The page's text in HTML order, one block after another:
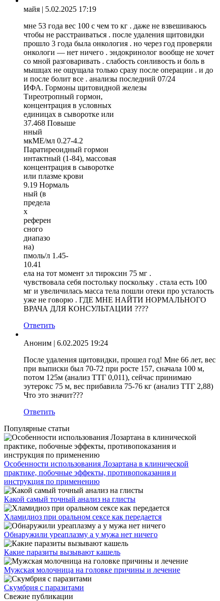
майя | 5.02.2025 17:19
мне 53 года вес 100 с чем то кг . даже не взвешиваюсь
чтобы не расстраиваться . после удаления щитовидки
прошло 3 года была онкология . но через год проверяли
онкологи — нет ничего . эндокринолог вообще не хочет
со мной разговаривать . слабость сонливость и боль в
мышцах не ощущала только сразу после операции . и до
и после болит все . анализы последний 07/24
ИФА. Гормоны щитовидной железы
Тиреотропный гормон,
концентрация в условных
единицах в сыворотке или
37.468 Повыше
нный
мкМЕ/мл 0.27-4.2
Паратиреоидный гормон
интактный (1-84), массовая
концентрация в сыворотке
или плазме крови
9.19 Нормаль
ный (в
предела
х
референ
сного
диапазо
на)
пмоль/л 1.45-
10.41
ела на тот момент эл тироксин 75 мг .
чувствовала себя постольку поскольку . стала есть 100
мг и увеличилась масса тела пошли отеки про усталость
уже не говорю . ГДЕ МНЕ НАЙТИ НОРМАЛЬНОГО
ВРАЧА ДЛЯ КОНСУЛЬТАЦИИ ????
Ответить
Аноним | 6.02.2025 19:24
После удаления щитовидки, прошел год! Мне 66 лет, вес
при выписки был 70-72 при росте 157, сначала 100 м,
потом 125м (анализ ТТГ 0,011), сейчас принимаю
эутерокс 75 м, вес прибавила 75-76 кг (анализ ТТГ 2,88)
Что это значит???
Ответить
Популярные статьи
Особенности использования Лозартана в клинической
практике, побочные эффекты, противопоказания и
инструкция по применению
Какой самый точный анализ на глисты
Хламидиоз при оральном сексе как передается
Обнаружили уреаплазму а у мужа нет ничего
Какие паразиты вызывают кашель
Мужская молочница на головке причины и лечение
Скумбрия с паразитами
Свежие публикации